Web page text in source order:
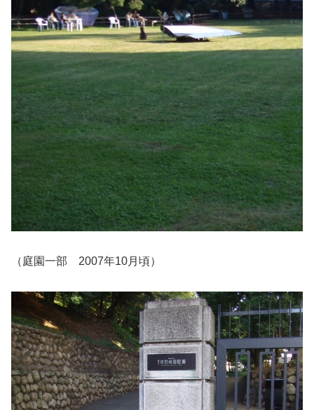
（庭園一部 2007年10月頃）